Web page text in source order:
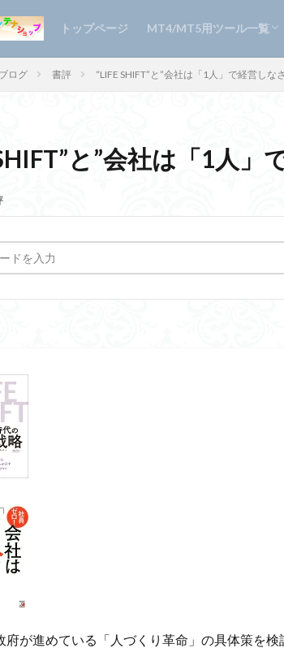
トップページ MT4/MT5用ツール一覧
FxTradingTool
CfdTradingTool
FX手法検証&チャート検
シナリオ描画インジケー
VisibleFibo
プライスアクション・イ
通知ライン・インジケー
「上位足・4本値・フィ
VisualizeDow2
自動ストップ移動ツール
複数チャート連動インジ
押し目買い/戻り売り予
時間指定エントリー決済
ダマシ検知インジケータ
TradeHistoryScript
リピート売買ツール「
QuickChartChanger
スクリーンショット・イ
スワップ計算・インジケ
クロス円ライン同期イン
TickSpeedometer(MT4/
上位足移動平均線(無料)
ブログ 書評 “LIFE SHIFT”と”会社は「1人」で経営しな
と”会社は「1人」
府が進めている「人づくり革命」の具体策を